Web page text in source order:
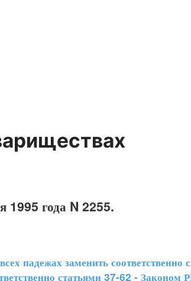
1995 года N 2255.
падежах заменить
статьями 37-62 - Законом